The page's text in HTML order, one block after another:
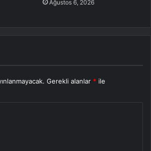
Ağustos 6, 2026
Gerekli alanlar * ile